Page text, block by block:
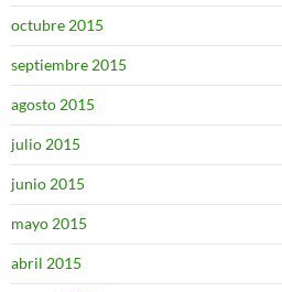
octubre 2015
septiembre 2015
agosto 2015
julio 2015
junio 2015
mayo 2015
abril 2015